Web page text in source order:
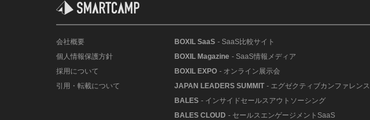
会社概要
個人情報保護方針
採用について
引用・転載について
BOXIL SaaS - SaaS比較サイト
BOXIL Magazine - SaaS情報メディア
BOXIL EXPO - オンライン展示会
JAPAN LEADERS SUMMIT - エグゼクティブカンファレンス
BALES - インサイドセールスアウトソーシング
BALES CLOUD - セールスエンゲージメントSaaS